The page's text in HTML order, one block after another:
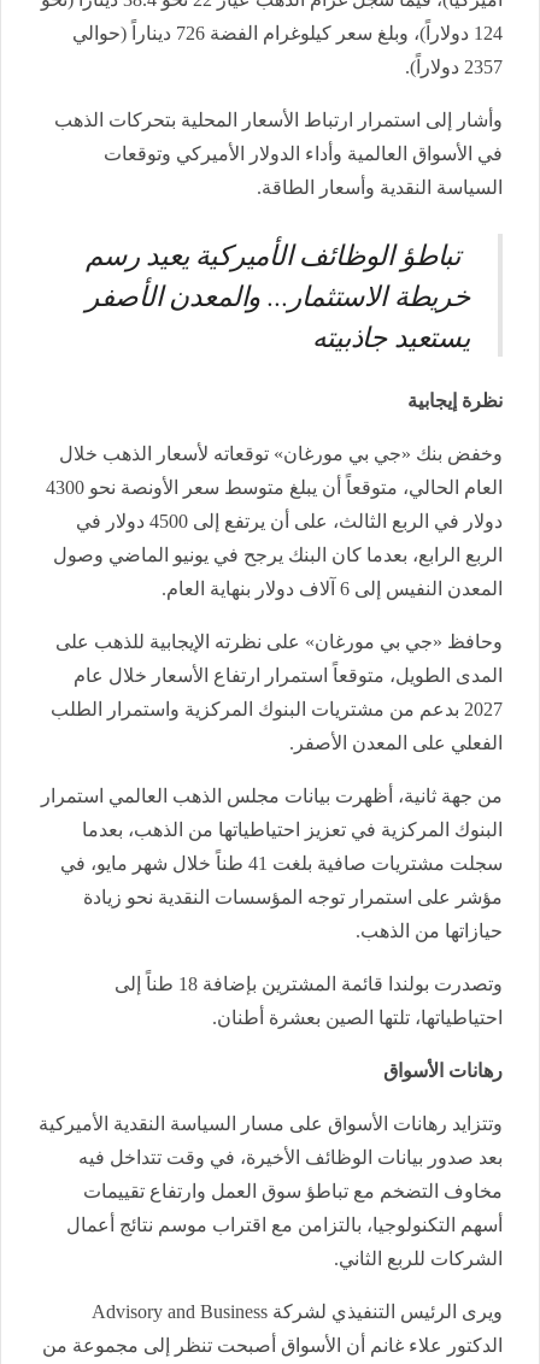
124 دولاراً)، وبلغ سعر كيلوغرام الفضة 726 ديناراً (حوالي
2357 دولاراً).
وأشار إلى استمرار ارتباط الأسعار المحلية بتحركات الذهب
في الأسواق العالمية وأداء الدولار الأميركي وتوقعات
السياسة النقدية وأسعار الطاقة.
تباطؤ الوظائف الأميركية يعيد رسم
خريطة الاستثمار... والمعدن الأصفر
يستعيد جاذبيته
نظرة إيجابية
وخفض بنك «جي بي مورغان» توقعاته لأسعار الذهب خلال
العام الحالي، متوقعاً أن يبلغ متوسط سعر الأونصة نحو 4300
دولار في الربع الثالث، على أن يرتفع إلى 4500 دولار في
الربع الرابع، بعدما كان البنك يرجح في يونيو الماضي وصول
المعدن النفيس إلى 6 آلاف دولار بنهاية العام.
وحافظ «جي بي مورغان» على نظرته الإيجابية للذهب على
المدى الطويل، متوقعاً استمرار ارتفاع الأسعار خلال عام
2027 بدعم من مشتريات البنوك المركزية واستمرار الطلب
الفعلي على المعدن الأصفر.
من جهة ثانية، أظهرت بيانات مجلس الذهب العالمي استمرار
البنوك المركزية في تعزيز احتياطياتها من الذهب، بعدما
سجلت مشتريات صافية بلغت 41 طناً خلال شهر مايو، في
مؤشر على استمرار توجه المؤسسات النقدية نحو زيادة
حيازاتها من الذهب.
وتصدرت بولندا قائمة المشترين بإضافة 18 طناً إلى
احتياطياتها، تلتها الصين بعشرة أطنان.
رهانات الأسواق
وتتزايد رهانات الأسواق على مسار السياسة النقدية الأميركية
بعد صدور بيانات الوظائف الأخيرة، في وقت تتداخل فيه
مخاوف التضخم مع تباطؤ سوق العمل وارتفاع تقييمات
أسهم التكنولوجيا، بالتزامن مع اقتراب موسم نتائج أعمال
الشركات للربع الثاني.
ويرى الرئيس التنفيذي لشركة Advisory and Business
الدكتور علاء غانم أن الأسواق أصبحت تنظر إلى مجموعة من